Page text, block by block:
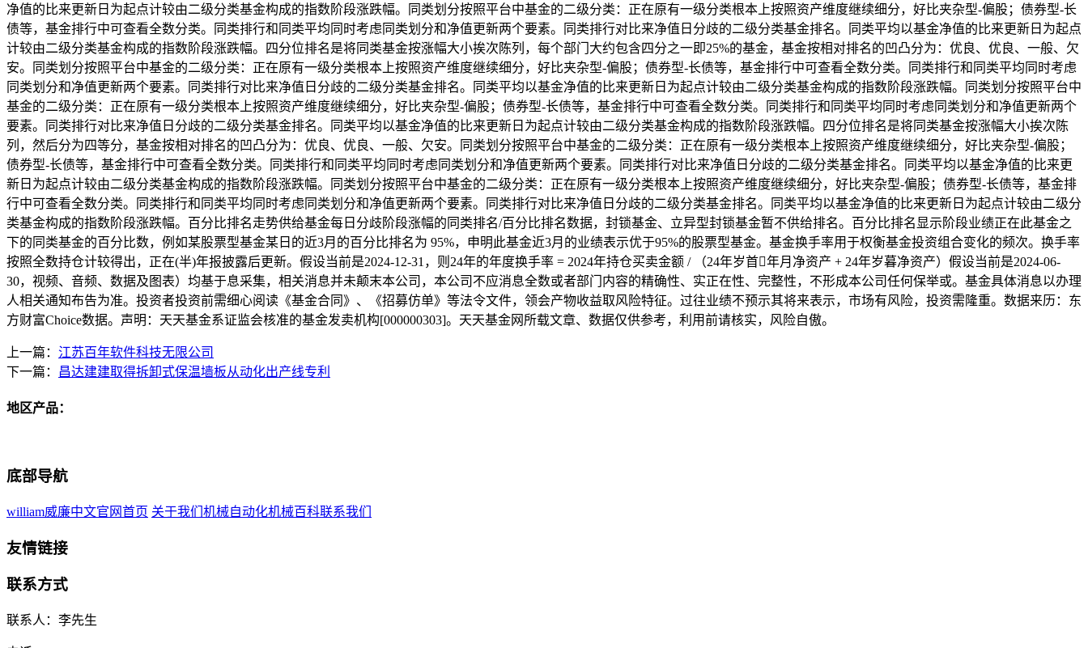
净值的比来更新日为起点计较由二级分类基金构成的指数阶段涨跌幅。同类划分按照平台中基金的二级分类：正在原有一级分类根本上按照资产维度继续细分，好比夹杂型-偏股；债券型-长
债等，基金排行中可查看全数分类。同类排行和同类平均同时考虑同类划分和净值更新两个要素。同类排行对比来净值日分歧的二级分类基金排名。同类平均以基金净值的比来更新日为起点
计较由二级分类基金构成的指数阶段涨跌幅。四分位排名是将同类基金按涨幅大小挨次陈列，每个部门大约包含四分之一即25%的基金，基金按相对排名的凹凸分为：优良、优良、一般、欠
安。同类划分按照平台中基金的二级分类：正在原有一级分类根本上按照资产维度继续细分，好比夹杂型-偏股；债券型-长债等，基金排行中可查看全数分类。同类排行和同类平均同时考虑
同类划分和净值更新两个要素。同类排行对比来净值日分歧的二级分类基金排名。同类平均以基金净值的比来更新日为起点计较由二级分类基金构成的指数阶段涨跌幅。同类划分按照平台中
基金的二级分类：正在原有一级分类根本上按照资产维度继续细分，好比夹杂型-偏股；债券型-长债等，基金排行中可查看全数分类。同类排行和同类平均同时考虑同类划分和净值更新两个
要素。同类排行对比来净值日分歧的二级分类基金排名。同类平均以基金净值的比来更新日为起点计较由二级分类基金构成的指数阶段涨跌幅。四分位排名是将同类基金按涨幅大小挨次陈
列，然后分为四等分，基金按相对排名的凹凸分为：优良、优良、一般、欠安。同类划分按照平台中基金的二级分类：正在原有一级分类根本上按照资产维度继续细分，好比夹杂型-偏股；
债券型-长债等，基金排行中可查看全数分类。同类排行和同类平均同时考虑同类划分和净值更新两个要素。同类排行对比来净值日分歧的二级分类基金排名。同类平均以基金净值的比来更
新日为起点计较由二级分类基金构成的指数阶段涨跌幅。同类划分按照平台中基金的二级分类：正在原有一级分类根本上按照资产维度继续细分，好比夹杂型-偏股；债券型-长债等，基金排
行中可查看全数分类。同类排行和同类平均同时考虑同类划分和净值更新两个要素。同类排行对比来净值日分歧的二级分类基金排名。同类平均以基金净值的比来更新日为起点计较由二级分
类基金构成的指数阶段涨跌幅。百分比排名走势供给基金每日分歧阶段涨幅的同类排名/百分比排名数据，封锁基金、立异型封锁基金暂不供给排名。百分比排名显示阶段业绩正在此基金之
下的同类基金的百分比数，例如某股票型基金某日的近3月的百分比排名为 95%，申明此基金近3月的业绩表示优于95%的股票型基金。基金换手率用于权衡基金投资组合变化的频次。换手率
按照全数持仓计较得出，正在(半)年报披露后更新。假设当前是2024-12-31，则24年的年度换手率 = 2024年持仓买卖金额 / （24年岁首年月净资产 + 24年岁暮净资产）假设当前是2024-06-
30，视频、音频、数据及图表）均基于息采集，相关消息并未颠末本公司，本公司不应消息全数或者部门内容的精确性、实正在性、完整性，不形成本公司任何保举或。基金具体消息以办理
人相关通知布告为准。投资者投资前需细心阅读《基金合同》、《招募仿单》等法令文件，领会产物收益取风险特征。过往业绩不预示其将来表示，市场有风险，投资需隆重。数据来历：东
方财富Choice数据。声明：天天基金系证监会核准的基金发卖机构[000000303]。天天基金网所载文章、数据仅供参考，利用前请核实，风险自傲。
上一篇： 江苏百年软件科技无限公司
下一篇： 昌达建建取得拆卸式保温墙板从动化出产线专利
地区产品：
底部导航
william威廉中文官网首页 关于我们 机械自动化机械百科联系我们
友情链接
联系方式
联系人：李先生